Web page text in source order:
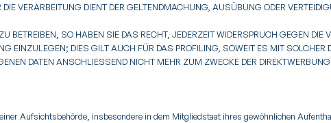
VERARBEITUNG DIENT DER GELTENDMACHUNG, AUSÜBUNG ODER
BETREIBEN, SO HABEN SIE DAS RECHT, JEDERZEIT WIDERSPRUCH GEGEN DIE
EINZULEGEN; DIES GILT AUCH FÜR DAS PROFILING, SOWEIT ES MIT SOLCHER
DATEN ANSCHLIESSEND NICHT MEHR ZUM ZWECKE DER
Aufsichtsbehörde, insbesondere in dem Mitgliedstaat ihres gewöhnlichen